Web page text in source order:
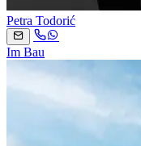
Petra Todorić
Im Bau